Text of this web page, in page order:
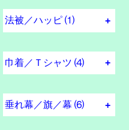
フルカラー襷
刺繍調クロス貼り襷
腕章
襷房
梃子尻ワッペン
赤ちゃん／子ども襷
法被／ハッピ ⑴
法被 半被 ハッピ
巾着／Ｔシャツ ⑷
名入れＴシャツ
子ども服 ロンパース
名入巾着
ポシェット
垂れ幕／旗／幕 ⑹